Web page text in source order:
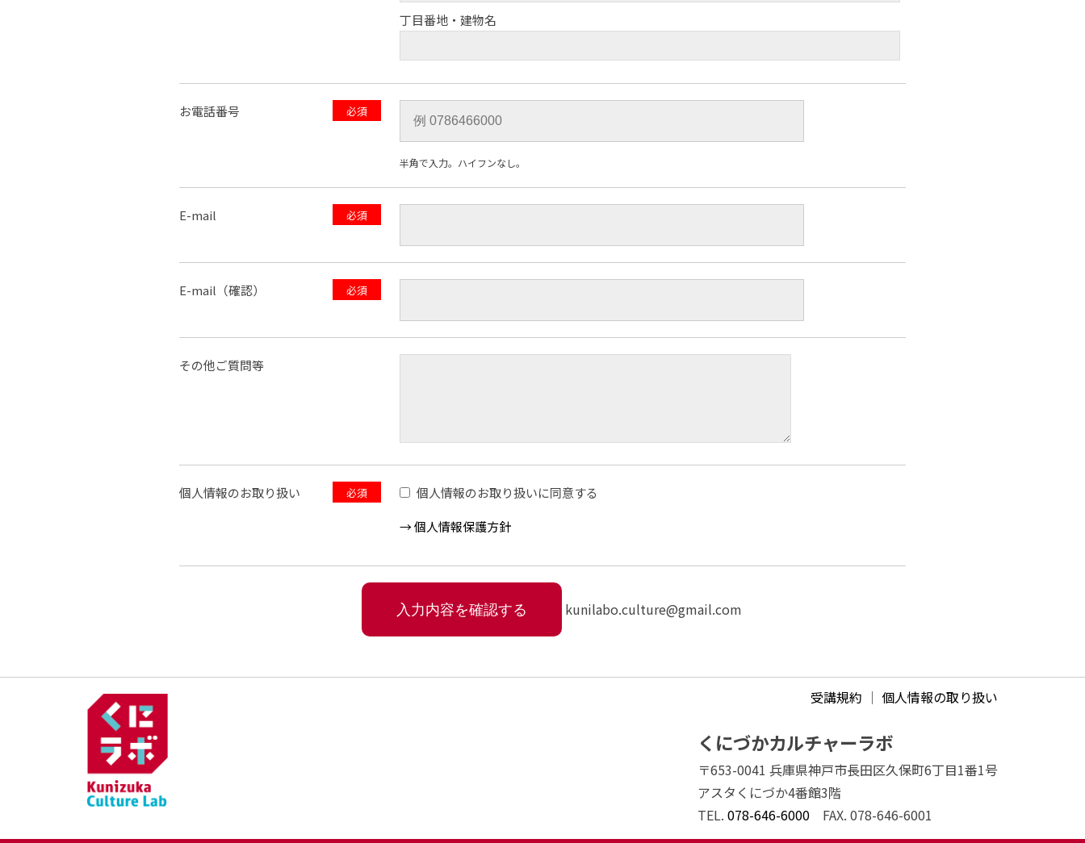
丁目番地・建物名
お電話番号 必須
半角で入力。ハイフンなし。
E-mail 必須
E-mail（確認） 必須
その他ご質問等
個人情報のお取り扱い 必須
個⼈情報のお取り扱いに同意する
→ 個⼈情報保護方針
kunilabo.culture@gmail.com
受講規約 ｜ 個人情報の取り扱い
くにづかカルチャーラボ
〒653-0041 兵庫県神戸市長田区久保町6丁目1番1号
アスタくにづか4番館3階
TEL. 078-646-6000 FAX. 078-646-6001